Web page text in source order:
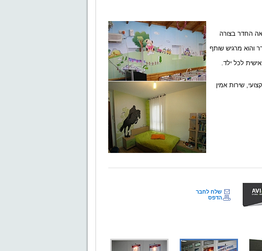
החדר בצורה
והוא מרגיש שותף
לכל ילד.
אישי ומקצועי, שירות אמין
שלח לחבר
הדפס